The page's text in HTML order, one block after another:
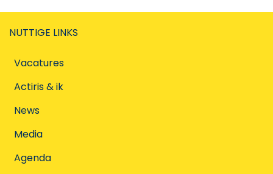
NUTTIGE LINKS
Vacatures
Actiris & ik
News
Media
Agenda